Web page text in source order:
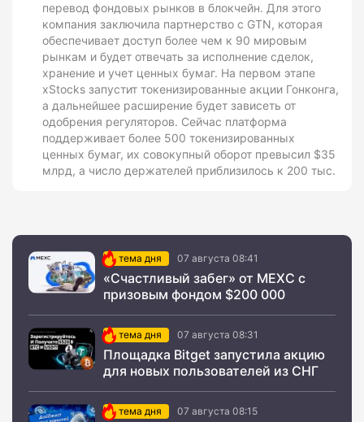
перевод фондовых рынков в блокчейн. Для этого
компания заключила партнерство с GTN, которая
обеспечивает доступ более чем к 90 мировым
рынкам и будет отвечать за исполнение сделок,
хранение и учет ценных бумаг. На первом этапе
xStocks запустит токенизированные акции Гонконга,
а дальнейшее расширение будет зависеть от
одобрения регуляторов. Сейчас платформа
поддерживает более 500 токенизированных
ценных бумаг, их совокупный оборот превысил $35
млрд, а число держателей приблизилось к 200 тыс.
тема дня 07 августа 08:41
«Счастливый забег» от MEXC с
призовым фондом $200 000
тема дня 07 августа 08:31
Площадка Bitget запустила акцию
для новых пользователей из СНГ
тема дня 07 августа 08:15